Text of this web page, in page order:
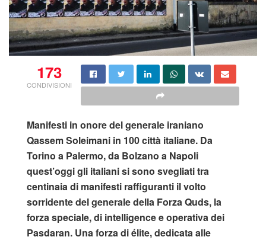
173
CONDIVISIONI
Manifesti in onore del generale iraniano
Qassem Soleimani in 100 città italiane. Da
Torino a Palermo, da Bolzano a Napoli
quest’oggi gli italiani si sono svegliati tra
centinaia di manifesti raffiguranti il volto
sorridente del generale della Forza Quds, la
forza speciale, di intelligence e operativa dei
Pasdaran. Una forza di élite, dedicata alle